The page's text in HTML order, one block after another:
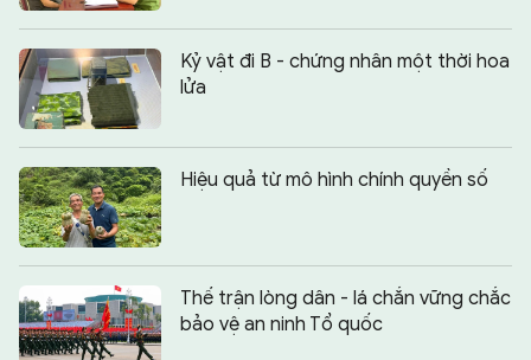
Kỷ vật đi B - chứng nhân một thời hoa
lửa
Hiệu quả từ mô hình chính quyền số
Thế trận lòng dân - lá chắn vững chắc
bảo vệ an ninh Tổ quốc